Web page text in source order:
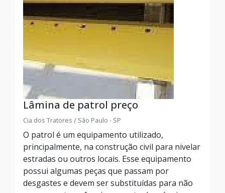
Lâmina de patrol preço
Cia dos Tratores / São Paulo - SP
O patrol é um equipamento utilizado,
principalmente, na construção civil para nivelar
estradas ou outros locais. Esse equipamento
possui algumas peças que passam por
desgastes e devem ser substituídas para não